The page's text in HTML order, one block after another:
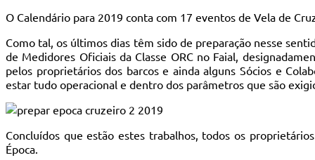
O Calendário para 2019 conta com 17 eventos de Vela de
Como tal, os últimos dias têm sido de preparação nesse
de Medidores Oficiais da Classe ORC no Faial,
pelos proprietários dos barcos e ainda alguns Sócios e
estar tudo operacional e dentro dos parâmetros que são
Concluídos que estão estes trabalhos, todos os
Época.